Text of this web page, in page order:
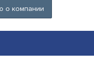
о компании